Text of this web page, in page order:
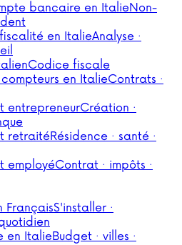
bancaire en ItalieNon-
en ItalieAnalyse ·
Codice fiscale
en ItalieContrats ·
entrepreneurCréation ·
retraitéRésidence · santé ·
employéContrat · impôts ·
FrançaisS'installer ·
en ItalieBudget · villes ·